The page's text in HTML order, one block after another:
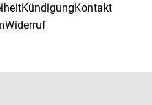
KündigungKontakt
Widerruf